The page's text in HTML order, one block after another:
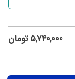
۵,۷۴۰,۰۰۰ تومان